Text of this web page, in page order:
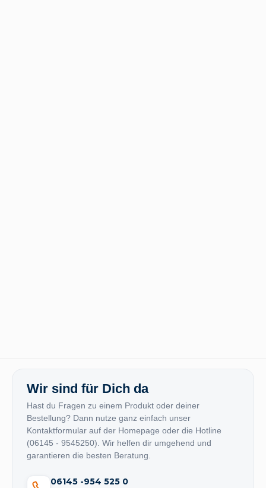
Wir sind für Dich da
Hast du Fragen zu einem Produkt oder deiner
Bestellung? Dann nutze ganz einfach unser
Kontaktformular auf der Homepage oder die Hotline
(06145 - 9545250). Wir helfen dir umgehend und
garantieren die besten Beratung.
06145 -954 525 0